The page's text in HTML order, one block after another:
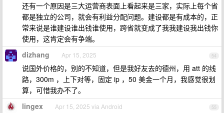
还有一个原因是三大运营商表面上看起来是三家，实际上每个省
都是独立的公司，就会有利益分配问题。建设都是有成本的，正
常来说是谁建设谁出钱谁使用，跨省就变成了我我建设我出钱你
使用，这肯定会有争端。
54
dizhang Apr 15, 2025
说国外价格的，别的不知道，但是我好友去的德州，用 att 的线
路，300m ，上下对等，固定 ip ，50 美金一个月，我感觉很划
算，可惜我办不了。
55
lingex Apr 15, 2025 via Android